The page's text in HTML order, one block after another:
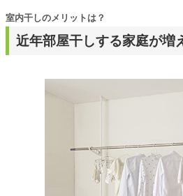
近年部屋干しする家庭が増
室内干しのメリットは？